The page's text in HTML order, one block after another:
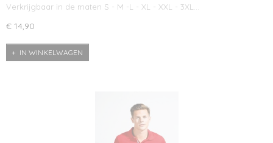
Verkrijgbaar in de maten S - M -L - XL - XXL - 3XL…
€ 14,90
IN WINKELWAGEN